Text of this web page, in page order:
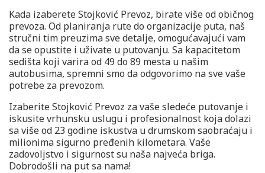
Kada izaberete Stojković Prevoz, birate više od običnog
prevoza. Od planiranja rute do organizacije puta, naš
stručni tim preuzima sve detalje, omogućavajući vam
da se opustite i uživate u putovanju. Sa kapacitetom
sedišta koji varira od 49 do 89 mesta u našim
autobusima, spremni smo da odgovorimo na sve vaše
potrebe za prevozom.
Izaberite Stojković Prevoz za vaše sledeće putovanje i
iskusite vrhunsku uslugu i profesionalnost koja dolazi
sa više od 23 godine iskustva u drumskom saobraćaju i
milionima sigurno pređenih kilometara. Vaše
zadovoljstvo i sigurnost su naša najveća briga.
Dobrodošli na put sa nama!